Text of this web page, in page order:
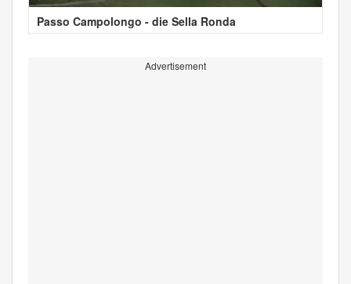
Passo Campolongo - die Sella Ronda
Advertisement